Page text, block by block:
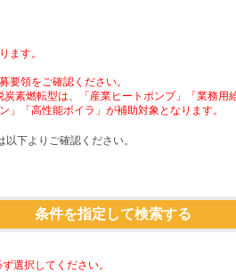
ます。
領をご確認ください。
素燃転型は、「産業ヒートポンプ」「業務用
「高性能ボイラ」が補助対象となります。
下よりご確認ください。
条件を指定して検索する
選択してください。